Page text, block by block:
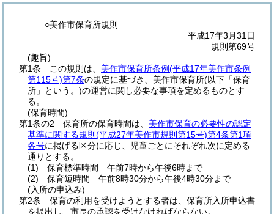
○美作市保育所規則
平成17年3月31日
規則第69号
(趣旨)
第1条
この規則は、 美作市保育所条例(平成17年美作市条例
第115号)第7条の規定に基づき、美作市保育所(以下「保育
所」という。)の運営に関し必要な事項を定めるものとす
る。
(保育時間)
第1条の2
保育所の保育時間は、 美作市保育の必要性の認定
基準に関する規則 (平成27年美作市規則第15号)第4条第1項
各号に掲げる区分に応じ、児童ごとにそれぞれ次に定める
通りとする。
(1)
保育標準時間 午前7時から午後6時まで
(2)
保育短時間 午前8時30分から午後4時30分まで
(入所の申込み)
第2条
保育の利用を受けようとする者は、保育所入所申込書
を提出し、市長の承認を受けなければならない。